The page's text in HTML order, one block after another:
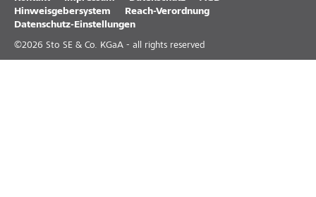
Hinweisgebersystem
Reach-Verordnung
Datenschutz-Einstellungen
©2026 Sto SE & Co. KGaA - all rights reserved